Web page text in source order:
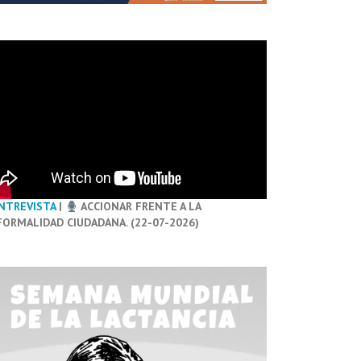
|
ACCIONAR FRENTE A LA
CIUDADANA. (22-07-2026)